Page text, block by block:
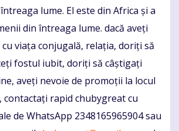
lume. El este din Africa și a
din întreaga lume. dacă aveți
viața conjugală, relația, doriți să
fostul iubit, doriți să câștigați
aveți nevoie de promoții la locul
contactați rapid chubygreat cu
de WhatsApp 2348165965904 sau